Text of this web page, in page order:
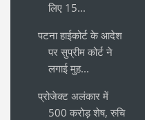
लिए 15...
पटना हाईकोर्ट के आदेश
पर सुप्रीम कोर्ट ने
लगाई मुह...
प्रोजेक्ट अलंकार में
500 करोड़ शेष, रुचि